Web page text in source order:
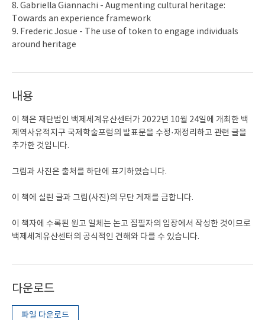
8. Gabriella Giannachi - Augmenting cultural heritage:
Towards an experience framework
9. Frederic Josue - The use of token to engage individuals
around heritage
내용
이 책은 재단법인 백제세계유산센터가 2022년 10월 24일에 개최한 백
제역사유적지구 국제학술포럼의 발표문을 수정·재정리하고 관련 글을
추가한 것입니다.
그림과 사진은 출처를 하단에 표기하였습니다.
이 책에 실린 글과 그림(사진)의 무단 게재를 금합니다.
이 책자에 수록된 원고 일체는 논고 집필자의 입장에서 작성한 것이므로
백제세계유산센터의 공식적인 견해와 다를 수 있습니다.
다운로드
파일 다운로드